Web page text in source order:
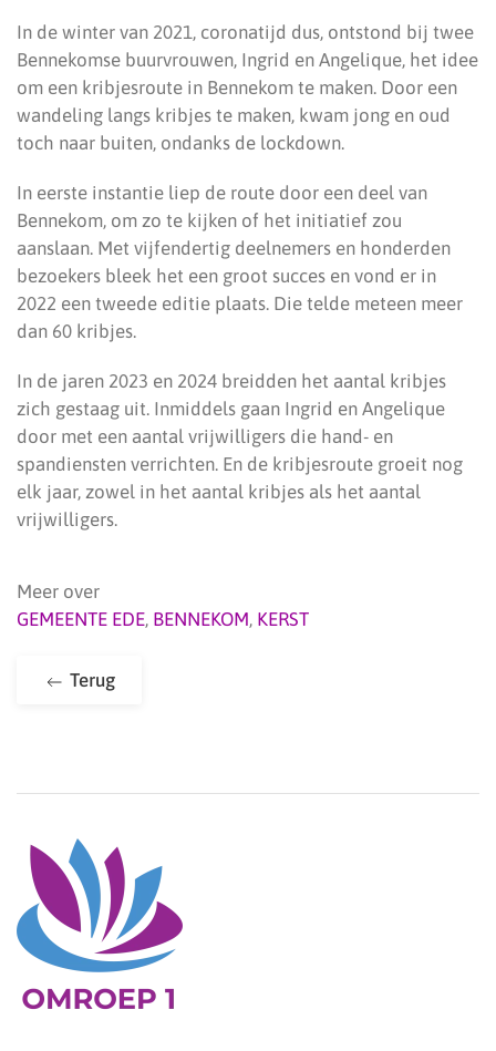
In de winter van 2021, coronatijd dus, ontstond bij twee
Bennekomse buurvrouwen, Ingrid en Angelique, het idee
om een kribjesroute in Bennekom te maken. Door een
wandeling langs kribjes te maken, kwam jong en oud
toch naar buiten, ondanks de lockdown.
In eerste instantie liep de route door een deel van
Bennekom, om zo te kijken of het initiatief zou
aanslaan. Met vijfendertig deelnemers en honderden
bezoekers bleek het een groot succes en vond er in
2022 een tweede editie plaats. Die telde meteen meer
dan 60 kribjes.
In de jaren 2023 en 2024 breidden het aantal kribjes
zich gestaag uit. Inmiddels gaan Ingrid en Angelique
door met een aantal vrijwilligers die hand- en
spandiensten verrichten. En de kribjesroute groeit nog
elk jaar, zowel in het aantal kribjes als het aantal
vrijwilligers.
Meer over
GEMEENTE EDE, BENNEKOM, KERST
Terug